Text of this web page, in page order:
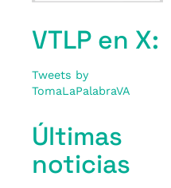
VTLP en X:
Tweets by
TomaLaPalabraVA
Últimas
noticias